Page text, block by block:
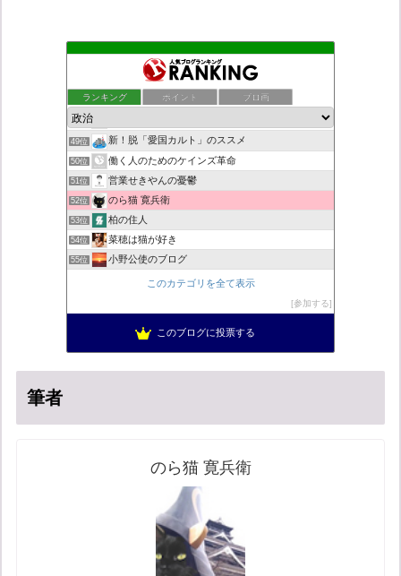
ランキング ポイント ブロ画
こんなニュースにでくわした
秩父市議会議員 黒澤秀之 ブログ
47位 自民党工作員の異常なネット活動
48位
49位 新！脱「愛国カルト」のススメ
50位 働く人のためのケインズ革命
51位 営業せきやんの憂鬱
52位 のら猫 寛兵衛
53位 柏の住人
54位 菜穂は猫が好き
55位 小野公使のブログ
集団ストーカー問題を克服する
ゆあチァンネル
このカテゴリを全て表示
参加する
このブログに投票する
筆者
のら猫 寛兵衛